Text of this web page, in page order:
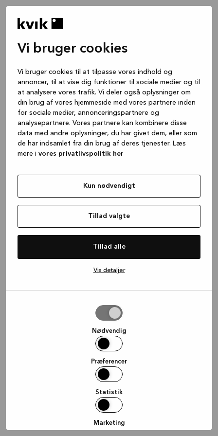
Vi bruger cookies
Vi bruger cookies til at tilpasse vores indhold og
annoncer, til at vise dig funktioner til sociale medier og til
at analysere vores trafik. Vi deler også oplysninger om
din brug af vores hjemmeside med vores partnere inden
for sociale medier, annonceringspartnere og
analysepartnere. Vores partnere kan kombinere disse
data med andre oplysninger, du har givet dem, eller som
de har indsamlet fra din brug af deres tjenester. Læs
mere i vores privatlivspolitik her
Kun nødvendigt
Tillad valgte
Tillad alle
Vis detaljer
Nødvendig
Præferencer
Statistik
Marketing
(see the browser console for more
information).